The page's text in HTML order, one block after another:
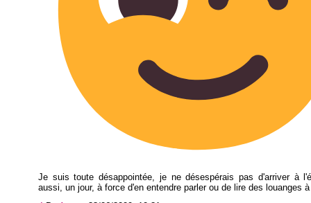
Je suis toute désappointée, je ne désespérais pas d'arriver à
aussi, un jour, à force d'en entendre parler ou de lire des louanges